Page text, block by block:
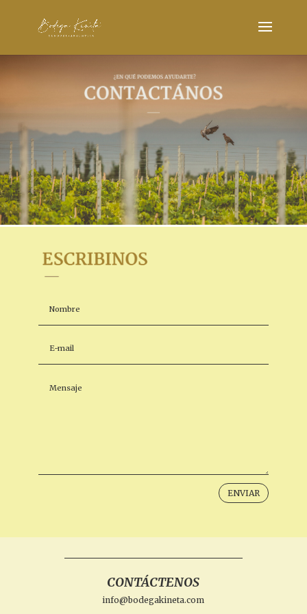
ENVIAR
CONTÁCTENOS
info@bodegakineta.com